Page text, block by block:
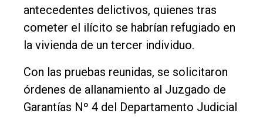
antecedentes delictivos, quienes tras
cometer el ilícito se habrían refugiado en
la vivienda de un tercer individuo.
Con las pruebas reunidas, se solicitaron
órdenes de allanamiento al Juzgado de
Garantías Nº 4 del Departamento Judicial